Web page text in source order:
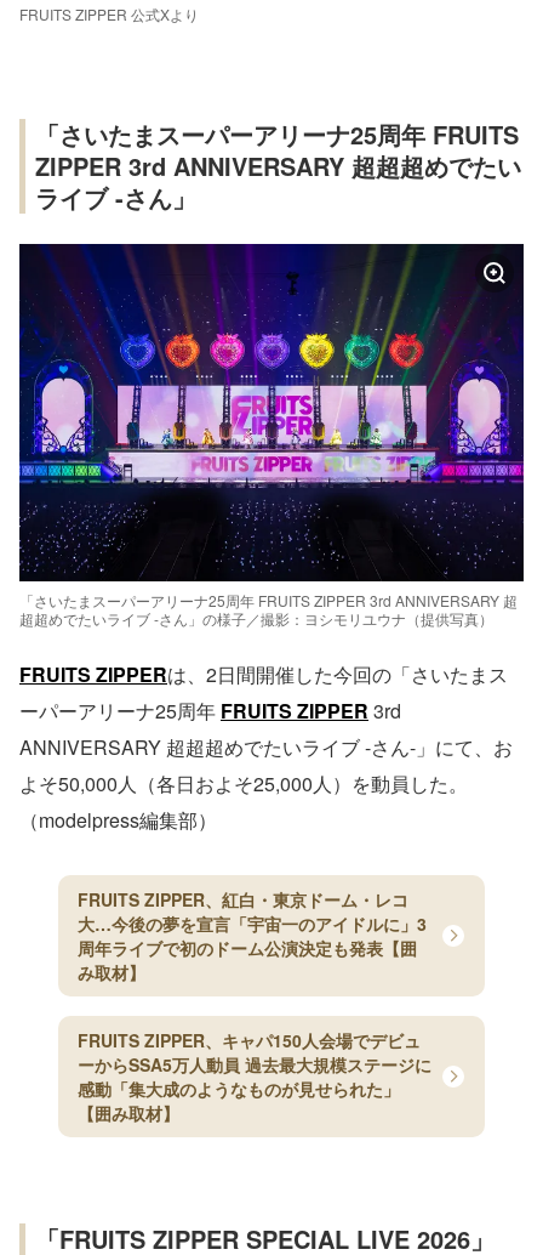
FRUITS ZIPPER 公式Xより
「さいたまスーパーアリーナ25周年 FRUITS
ZIPPER 3rd ANNIVERSARY 超超超めでたい
ライブ -さん」
「さいたまスーパーアリーナ25周年 FRUITS ZIPPER 3rd ANNIVERSARY 超
超超めでたいライブ -さん」の様子／撮影：ヨシモリユウナ（提供写真）
FRUITS ZIPPERは、2日間開催した今回の「さいたまス
ーパーアリーナ25周年 FRUITS ZIPPER 3rd
ANNIVERSARY 超超超めでたいライブ -さん-」にて、お
よそ50,000人（各日およそ25,000人）を動員した。
（modelpress編集部）
FRUITS ZIPPER、紅白・東京ドーム・レコ
大…今後の夢を宣言「宇宙一のアイドルに」3
周年ライブで初のドーム公演決定も発表【囲
み取材】
FRUITS ZIPPER、キャパ150人会場でデビュ
ーからSSA5万人動員 過去最大規模ステージに
感動「集大成のようなものが見せられた」
【囲み取材】
「FRUITS ZIPPER SPECIAL LIVE 2026」